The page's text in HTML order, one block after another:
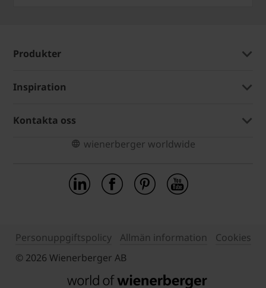
Produkter
Inspiration
Kontakta oss
wienerberger worldwide
Personuppgiftspolicy Allmän information
Cookies
© 2026 Wienerberger AB